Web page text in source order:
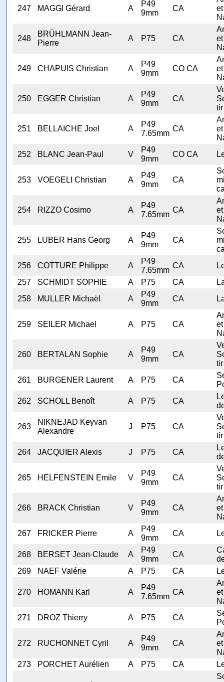
247 MAGGI Gérard A
P49
9mm
CA
et
248
BRÜHLMANN Jean-
Pierre
A P75 CA
et
249 CHAPUIS Christian A
P49
9mm
CO CA
et
250 EGGER Christian A
P49
9mm
CA
tir
251 BELLAICHE Joel A
P49
7.65mm
CA
et
252
BLANC Jean-Paul V
P49
9mm
CO CA
253 VOEGELI Christian A
P49
9mm
CA
254 RIZZO Cosimo A
P49
7.65mm
CA
et
255 LUBER Hans Georg A
P49
9mm
CA
256
COTTURE Philippe A
P49
7.65mm
CA
257
SCHMIDT SOPHIE A P75 CA
258
MULLER Michaël A
P49
9mm
CA
259 SEILER Michael A P75 CA
et
260 BERTALAN Sophie A
P49
9mm
CA
tir
261
BURGENER Laurent A P75 CA
262
SCHOLL Benoît A P75 CA
263
NIKNEJAD Keyvan
Alexandre
J P75 CA
tir
264
JACQUIER Alexis J P75 CA
265 HELFENSTEIN Emile V
P49
9mm
CA
tir
266 BRACK Christian V
P49
9mm
CA
et
267
FRICKER Pierre A
P49
9mm
CA
268 BERSET Jean-Claude A
P49
9mm
CA
269
NAEF Valérie A P75 CA
270 HOMANN Karl A
P49
7.65mm
CA
et
271
DROZ Thierry A P75 CA
272 RUCHONNET Cyril A
P49
9mm
CA
et
273
PORCHET Aurélien A P75 CA